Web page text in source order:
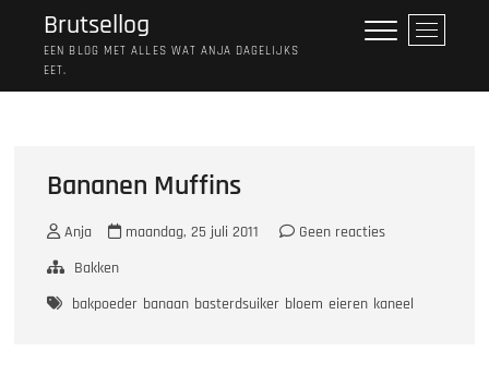
Brutsellog
EEN BLOG MET ALLES WAT ANJA DAGELIJKS
EET.
M
e
Bananen Muffins
Anja maandag, 25 juli 2011
Geen reacties
Bakken
bakpoeder banaan basterdsuiker bloem eieren kaneel